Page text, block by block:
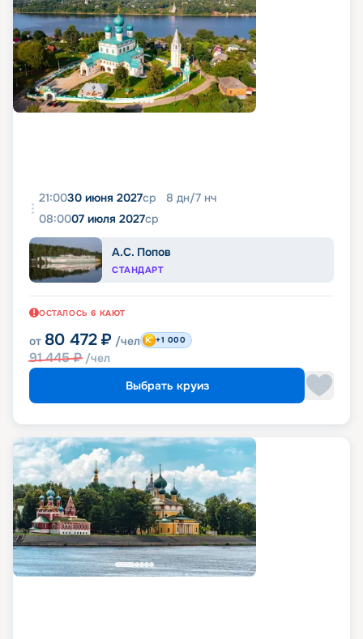
21:0030 июня 2027ср 8 дн/7 нч
08:0007 июля 2027ср
А.С. Попов
СТАНДАРТ
ОСТАЛОСЬ 6 КАЮТ
от 80 472 ₽ /чел
91 445₽ /чел
+1 000
Выбрать круиз